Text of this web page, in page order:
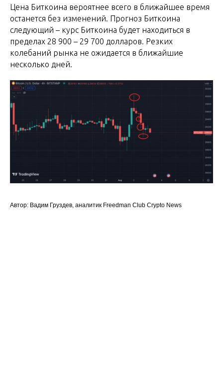
Цена Биткоина вероятнее всего в ближайшее время
останется без изменений. Прогноз Биткоина
следующий – курс Биткоина будет находиться в
пределах 28 900 – 29 700 долларов. Резких
колебаний рынка не ожидается в ближайшие
несколько дней.
Автор: Вадим Груздев, аналитик Freedman Сlub Crypto News